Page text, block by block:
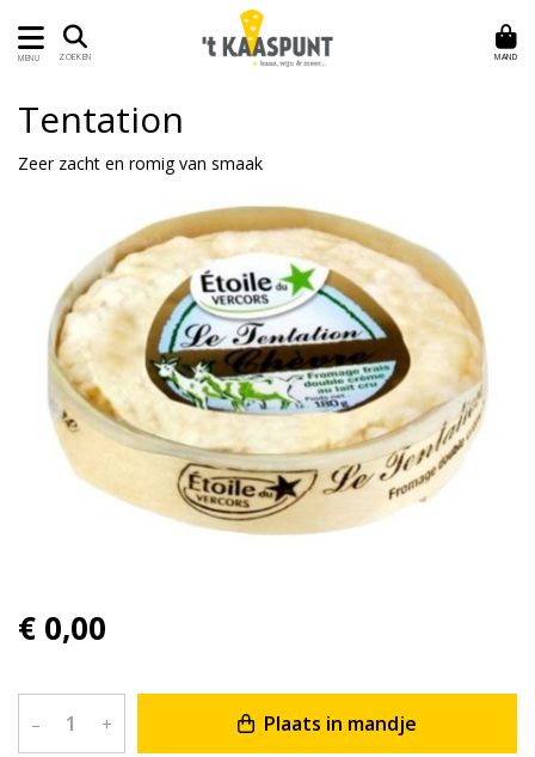
MENU ZOEKEN MAND
Tentation
Zeer zacht en romig van smaak
€ 0,00
– + Plaats in mandje